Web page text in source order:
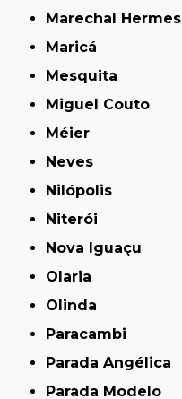
Marechal Hermes
Maricá
Mesquita
Miguel Couto
Méier
Neves
Nilópolis
Niterói
Nova Iguaçu
Olaria
Olinda
Paracambi
Parada Angélica
Parada Modelo